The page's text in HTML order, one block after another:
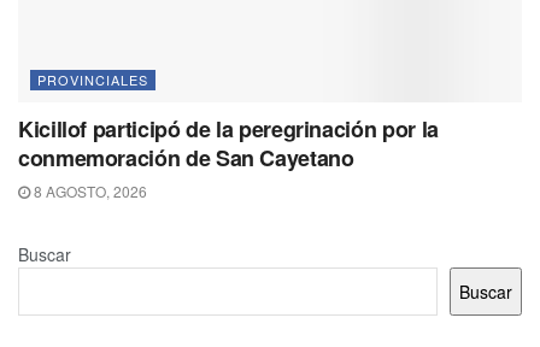
PROVINCIALES
Kicillof participó de la peregrinación por la
conmemoración de San Cayetano
8 AGOSTO, 2026
Buscar
Buscar